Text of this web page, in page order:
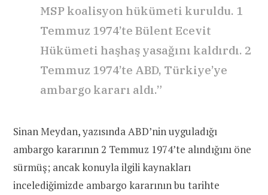
MSP koalisyon hükümeti kuruldu. 1
Temmuz 1974’te Bülent Ecevit
Hükümeti haşhaş yasağını kaldırdı. 2
Temmuz 1974’te ABD, Türkiye’ye
ambargo kararı aldı.”
Sinan Meydan, yazısında ABD’nin uyguladığı
ambargo kararının 2 Temmuz 1974’te alındığını öne
sürmüş; ancak konuyla ilgili kaynakları
incelediğimizde ambargo kararının bu tarihte